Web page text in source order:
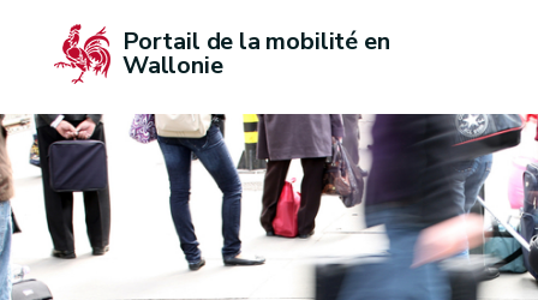
Portail de la mobilité en
Wallonie